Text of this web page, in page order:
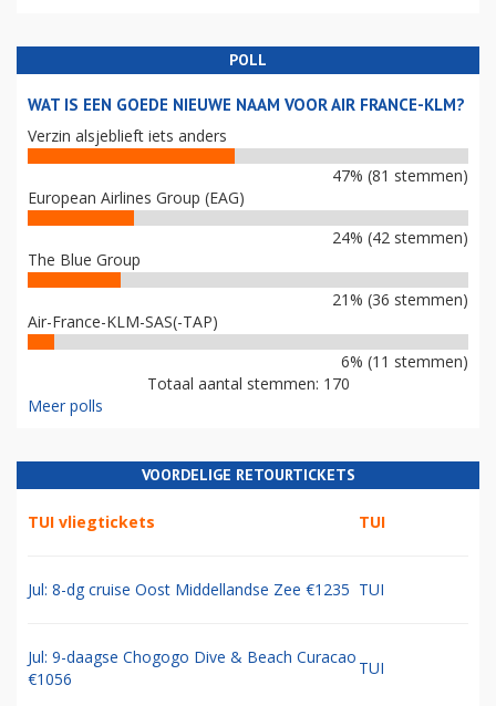
POLL
WAT IS EEN GOEDE NIEUWE NAAM VOOR AIR FRANCE-KLM?
Verzin alsjeblieft iets anders
47% (81 stemmen)
European Airlines Group (EAG)
24% (42 stemmen)
The Blue Group
21% (36 stemmen)
Air-France-KLM-SAS(-TAP)
6% (11 stemmen)
Totaal aantal stemmen: 170
Meer polls
VOORDELIGE RETOURTICKETS
TUI vliegtickets TUI
Jul: 8-dg cruise Oost Middellandse Zee €1235 TUI
Jul: 9-daagse Chogogo Dive & Beach Curacao
€1056
TUI